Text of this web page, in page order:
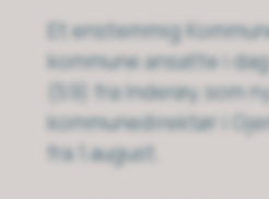
Et enstemmig
kommune ansatte i
(59) fra Inderøy, som
kommunedirektør i
fra 1.august.